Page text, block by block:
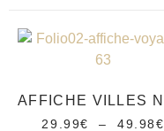
AFFICHE VILLES
29.99€ – 49.98€